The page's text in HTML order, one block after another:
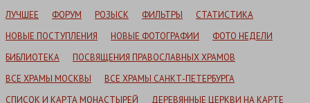
ЛУЧШЕЕ
ФОРУМ РОЗЫСК ФИЛЬТРЫ
СТАТИСТИКА
НОВЫЕ ПОСТУПЛЕНИЯ
НОВЫЕ ФОТОГРАФИИ
ФОТО НЕДЕЛИ
БИБЛИОТЕКА
ПОСВЯЩЕНИЯ ПРАВОСЛАВНЫХ ХРАМОВ
ВСЕ ХРАМЫ МОСКВЫ
ВСЕ ХРАМЫ САНКТ-ПЕТЕРБУРГА
СПИСОК И КАРТА МОНАСТЫРЕЙ
ДЕРЕВЯННЫЕ ЦЕРКВИ НА КАРТЕ